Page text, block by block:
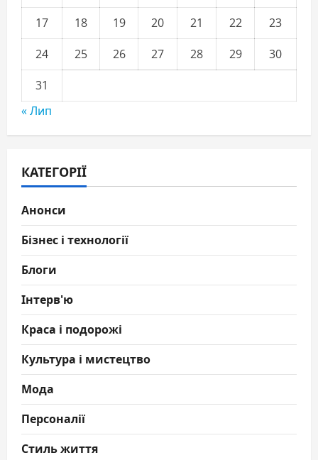
17
18 19 20 21 22
23
24
25 26 27 28 29
30
31
« Лип
КАТЕГОРІЇ
Анонси
Бізнес і технології
Блоги
Інтерв'ю
Краса і подорожі
Культура і мистецтво
Мода
Персоналії
Стиль життя